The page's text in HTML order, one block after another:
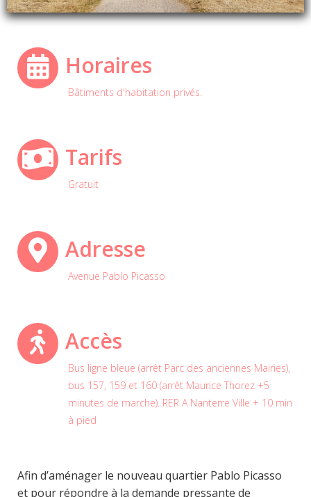
Horaires
Bâtiments d'habitation privés.
Tarifs
Gratuit
Adresse
Avenue Pablo Picasso
Accès
Bus ligne bleue (arrêt Parc des anciennes Mairies),
bus 157, 159 et 160 (arrêt Maurice Thorez +5
minutes de marche). RER A Nanterre Ville + 10 min
à pied
Afin d’aménager le nouveau quartier Pablo Picasso
et pour répondre à la demande pressante de